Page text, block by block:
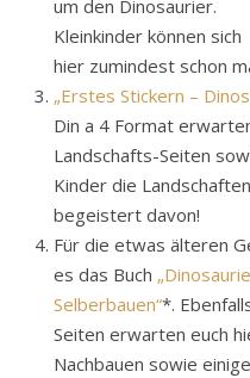
um den Dinosaurier.
Kleinkinder können sich
hier zumindest schon
„Erstes Stickern –
Din a 4 Format
Landschafts-Seiten
Kinder die
begeistert davon!
Für die etwas älteren
es das Buch
Selberbauen“*.
Seiten erwarten euch
Nachbauen sowie